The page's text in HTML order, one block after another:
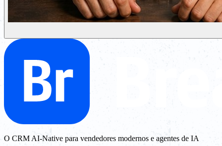
O CRM AI-Native para vendedores modernos e agentes de IA